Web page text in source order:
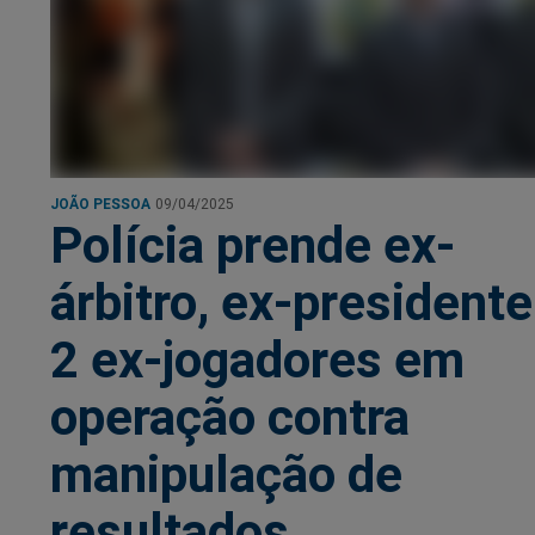
JOÃO PESSOA 09/04/2025
Polícia prende ex-
árbitro, ex-
2 ex-jogadores em
operação contra
manipulação de